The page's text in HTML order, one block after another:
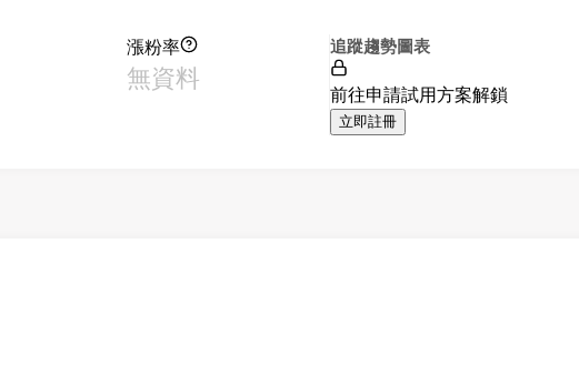
漲粉率
無資料
追蹤趨勢圖表
前往申請試用方案解鎖
立即註冊